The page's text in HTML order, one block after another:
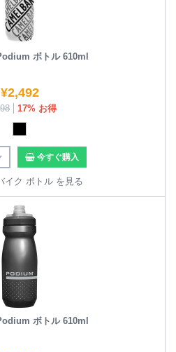
ボトル 610ml
¥2,492
17% お得
今すぐ購入
イク ボトル を見る
ボトル 610ml